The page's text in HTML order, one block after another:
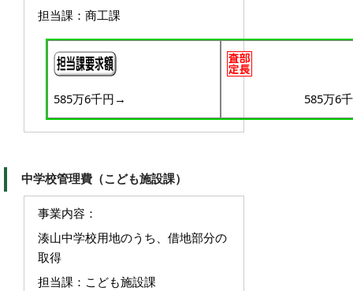
担当課：商工課
585万6千円→ 585万6
中学校管理費（こども施設課）
事業内容：
湊山中学校用地のうち、借地部分の
取得
担当課：こども施設課